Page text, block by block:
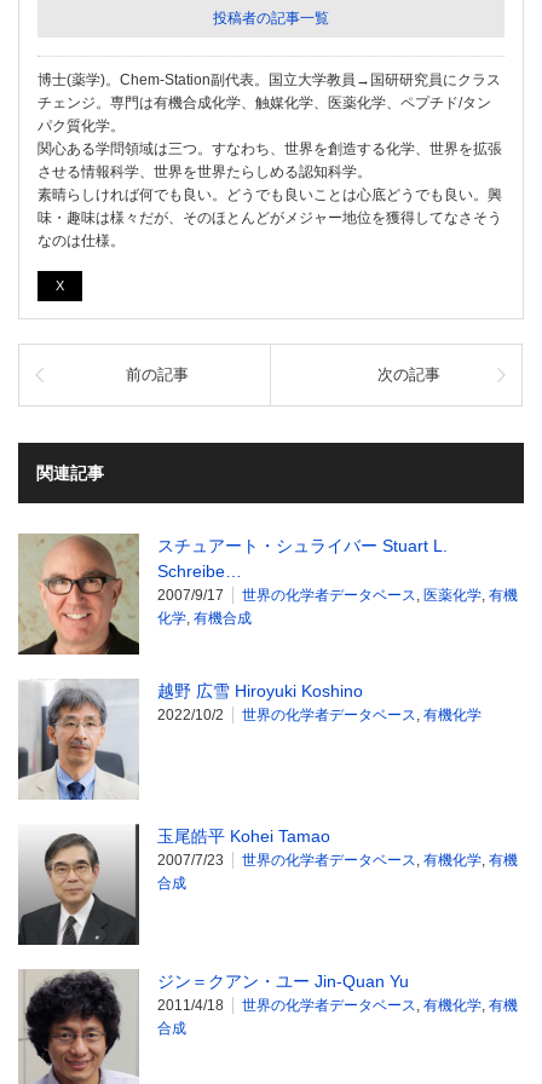
投稿者の記事一覧
博士(薬学)。Chem-Station副代表。国立大学教員→国研研究員にクラス
チェンジ。専門は有機合成化学、触媒化学、医薬化学、ペプチド/タン
パク質化学。
関心ある学問領域は三つ。すなわち、世界を創造する化学、世界を拡張
させる情報科学、世界を世界たらしめる認知科学。
素晴らしければ何でも良い。どうでも良いことは心底どうでも良い。興
味・趣味は様々だが、そのほとんどがメジャー地位を獲得してなさそう
なのは仕様。
X
前の記事 次の記事
関連記事
スチュアート・シュライバー Stuart L.
Schreibe…
2007/9/17 世界の化学者データベース 医薬化学 有機
化学 有機合成
越野 広雪 Hiroyuki Koshino
2022/10/2 世界の化学者データベース 有機化学
玉尾皓平 Kohei Tamao
2007/7/23 世界の化学者データベース 有機化学 有機
合成
ジン＝クアン・ユー Jin-Quan Yu
2011/4/18 世界の化学者データベース 有機化学 有機
合成